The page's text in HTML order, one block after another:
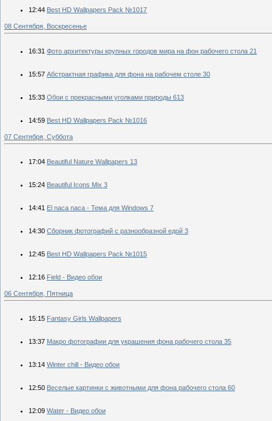
12:44 Best HD Wallpapers Pack №1017
08 Сентября, Воскресенье
16:31 Фото архитектуры крупных городов мира на фон рабочего стола 21
15:57 Абстрактная графика для фона на рабочем столе 30
15:33 Обои с прекрасными уголками природы 613
14:59 Best HD Wallpapers Pack №1016
07 Сентября, Суббота
17:04 Beautiful Nature Wallpapers 13
15:24 Beautiful Icons Mix 3
14:41 El naca naca - Тема для Windows 7
14:30 Сборник фотографий с разнообразной едой 3
12:45 Best HD Wallpapers Pack №1015
12:16 Field - Видео обои
06 Сентября, Пятница
15:15 Fantasy Girls Wallpapers
13:37 Макро фотографии для украшения фона рабочего стола 35
13:14 Winter chill - Видео обои
12:50 Веселые картинки с животными для фона рабочего стола 60
12:09 Water - Видео обои